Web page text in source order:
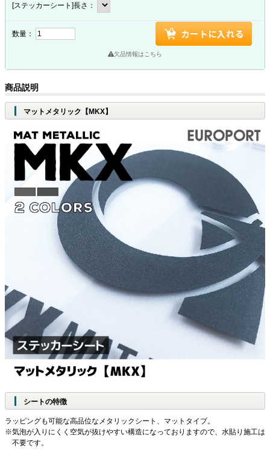
[ステッカーシート]長さ：
数量：
欠品情報はこちら
商品説明
マットメタリック【MKX】
シートの特徴
ラッピングも可能な高品位なメタリックシート、マットタイプ。
気泡が入りにくく空気が抜けやすい構造になっておりますので、水貼り施工は
不要です。